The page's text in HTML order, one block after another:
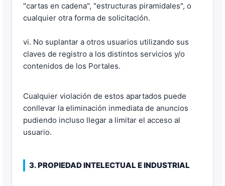
"cartas en cadena", "estructuras piramidales", o
cualquier otra forma de solicitación.
vi. No suplantar a otros usuarios utilizando sus
claves de registro a los distintos servicios y/o
contenidos de los Portales.
Cualquier violación de estos apartados puede
conllevar la eliminación inmediata de anuncios
pudiendo incluso llegar a limitar el acceso al
usuario.
3. PROPIEDAD INTELECTUAL E INDUSTRIAL